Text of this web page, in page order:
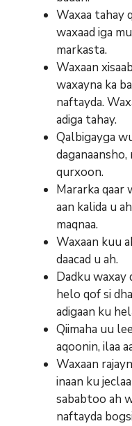
Waxaa tahay
waxaad iga
markasta.
Waxaan
waxayna ka
naftayda.
adiga tahay.
Qalbigayga
daganaansho,
qurxoon.
Mararka qaar
aan kalida u
maqnaa.
Waxaan kuu
daacad u ah.
Dadku waxay
helo qof si
adigaan ku
Qiimaha uu
aqoonin, ilaa
Waxaan
inaan ku
sababtoo ah
naftayda